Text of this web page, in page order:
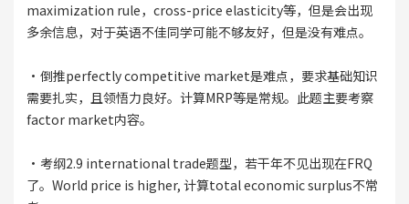
maximization rule，cross-price elasticity等，但是会出现
多余信息，对于英语不佳同学可能不够友好，但是没有难点。
·倒推perfectly competitive market是难点，要求基础知识
需要扎实，且领悟力良好。计算MRP等是常规。此题主要考察
factor market内容。
·考纲2.9 international trade题型，若干年不见出现在FRQ
了。World price is higher, 计算total economic surplus不常